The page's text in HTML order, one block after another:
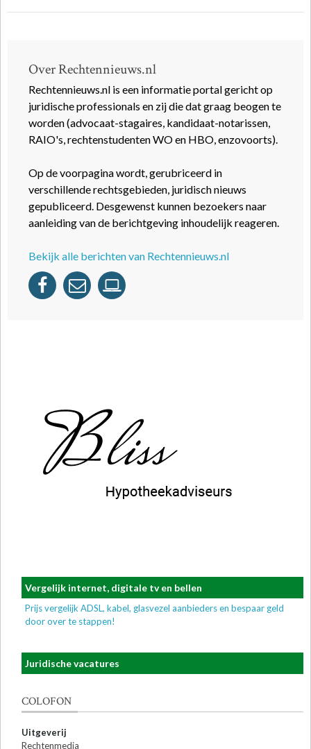
Over Rechtennieuws.nl
Rechtennieuws.nl is een informatie portal gericht op
juridische professionals en zij die dat graag beogen te
worden (advocaat-stagaires, kandidaat-notarissen,
RAIO's, rechtenstudenten WO en HBO, enzovoorts).
Op de voorpagina wordt, gerubriceerd in
verschillende rechtsgebieden, juridisch nieuws
gepubliceerd. Desgewenst kunnen bezoekers naar
aanleiding van de berichtgeving inhoudelijk reageren.
Bekijk alle berichten van Rechtennieuws.nl
Vergelijk internet, digitale tv en bellen
Prijs vergelijk ADSL, kabel, glasvezel aanbieders en bespaar geld
door over te stappen!
Juridische vacatures
COLOFON
Uitgeverij
Rechtenmedia